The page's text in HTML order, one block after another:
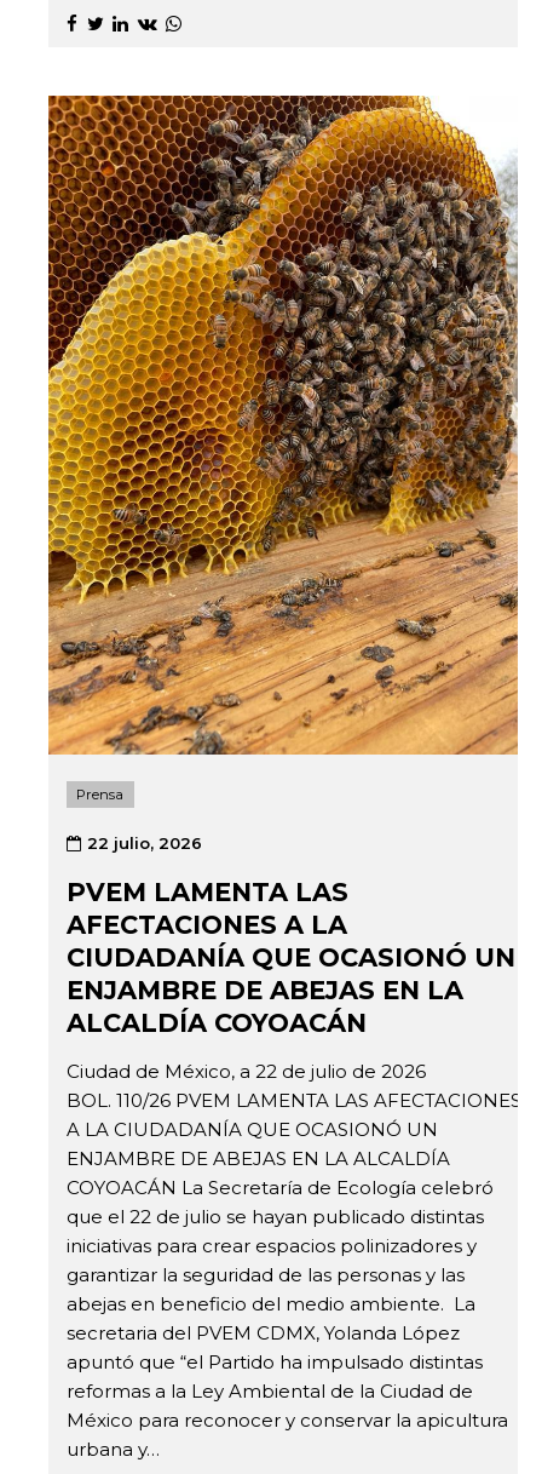
Prensa
22 julio, 2026
PVEM LAMENTA LAS
AFECTACIONES A LA
CIUDADANÍA QUE OCASIONÓ UN
ENJAMBRE DE ABEJAS EN LA
ALCALDÍA COYOACÁN
Ciudad de México, a 22 de julio de 2026
BOL. 110/26 PVEM LAMENTA LAS AFECTACIONES
A LA CIUDADANÍA QUE OCASIONÓ UN
ENJAMBRE DE ABEJAS EN LA ALCALDÍA
COYOACÁN La Secretaría de Ecología celebró
que el 22 de julio se hayan publicado distintas
iniciativas para crear espacios polinizadores y
garantizar la seguridad de las personas y las
abejas en beneficio del medio ambiente. La
secretaria del PVEM CDMX, Yolanda López
apuntó que “el Partido ha impulsado distintas
reformas a la Ley Ambiental de la Ciudad de
México para reconocer y conservar la apicultura
urbana y…